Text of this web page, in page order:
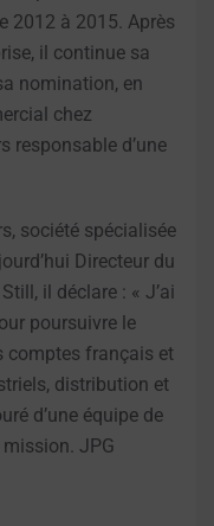
2012 à 2015. Après
il continue sa
nomination, en
chez
responsable d’une
société spécialisée
Directeur du
il déclare : « J’ai
poursuivre le
comptes français et
distribution et
d’une équipe de
JPG